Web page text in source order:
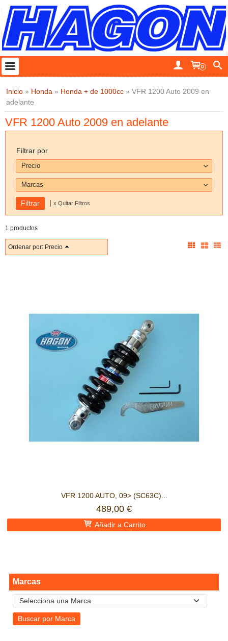
0
Marcas
Inicio » Honda » Honda + de 1000cc » VFR 1200 Auto 2009 en
adelante
VFR 1200 Auto 2009 en adelante
Filtrar por
Precio
Marcas
| x Quitar Filtros
1 productos
Ordenar por: Precio
VFR 1200 AUTO, 09> (SC63C)...
489,00 €
Añadir a Carrito